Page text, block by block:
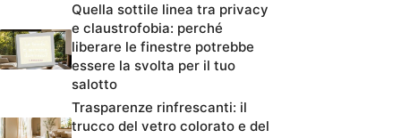
Quella sottile linea tra privacy
e claustrofobia: perché
liberare le finestre potrebbe
essere la svolta per il tuo
salotto
Trasparenze rinfrescanti: il
trucco del vetro colorato e del